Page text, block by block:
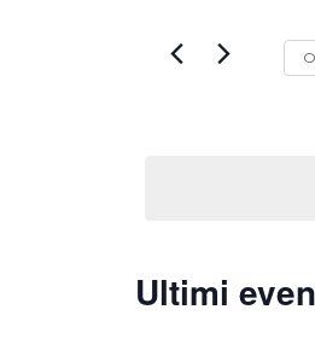
Chiave.
Ultimi